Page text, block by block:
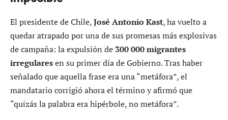
El presidente de Chile,José Antonio Kast, ha vuelto a
quedar atrapado por una de sus promesas más explosivas
de campaña: la expulsión de 300 000 migrantes
irregularesen su primer día de Gobierno. Tras haber
señalado que aquella frase era una “metáfora”, el
mandatario corrigió ahora el término y afirmó que
“quizás la palabra era hipérbole, no metáfora”.